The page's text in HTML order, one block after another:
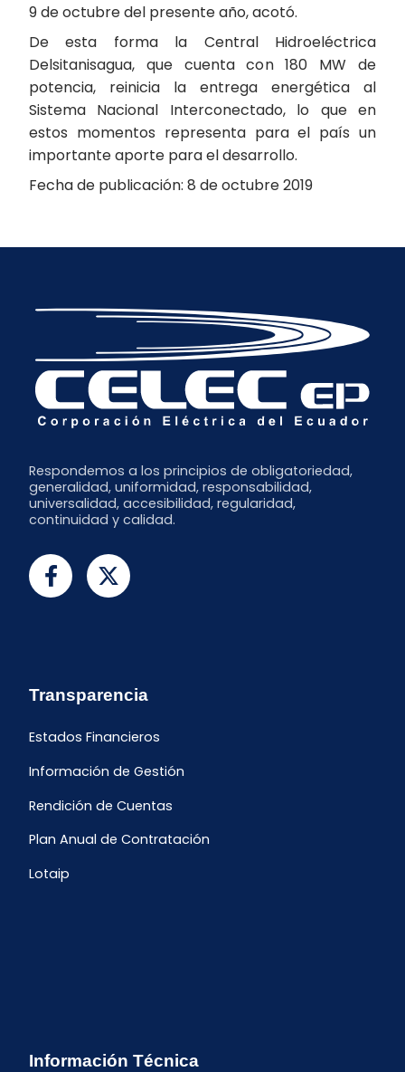
9 de octubre del presente año, acotó.
De esta forma la Central Hidroeléctrica
Delsitanisagua, que cuenta con 180 MW de
potencia, reinicia la entrega energética al
Sistema Nacional Interconectado, lo que en
estos momentos representa para el país un
importante aporte para el desarrollo.
Fecha de publicación: 8 de octubre 2019
Respondemos a los principios de obligatoriedad,
generalidad, uniformidad, responsabilidad,
universalidad, accesibilidad, regularidad,
continuidad y calidad.
Transparencia
Estados Financieros
Información de Gestión
Rendición de Cuentas
Plan Anual de Contratación
Lotaip
Información Técnica